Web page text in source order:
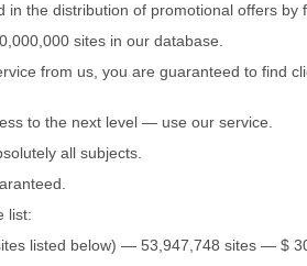
in the distribution of promotional offers by
sites in our database.
from us, you are guaranteed to find
to the next level — use our service.
all subjects.
list:
listed below) — 53,947,748 sites — $